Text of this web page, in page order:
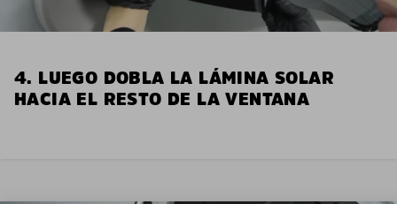
4. LUEGO DOBLA LA LÁMINA SOLAR
HACIA EL RESTO DE LA VENTANA